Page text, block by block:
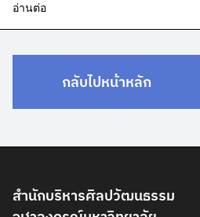
อ่านต่อ
กลับไปหน้าหลัก
สำนักบริหารศิลปวัฒนธรรม